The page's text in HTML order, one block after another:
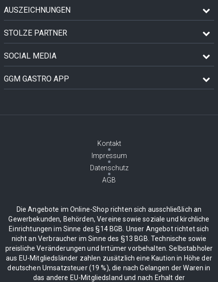
AUSZEICHNUNGEN
STOLZE PARTNER
SOCIAL MEDIA
GGM GASTRO APP
Kontakt
Impressum
Datenschutz
AGB
Die Angebote im Online-Shop richten sich ausschließlich an
Gewerbekunden, Behörden, Vereine sowie soziale und kirchliche
Einrichtungen im Sinne des §14 BGB. Unser Angebot richtet sich
nicht an Verbraucher im Sinne des §13 BGB. Technische sowie
preisliche Veränderungen und Irrtümer vorbehalten. Selbstabholer
aus EU-Mitgliedsländer zahlen zusätzlich eine Kaution in Höhe der
deutschen Umsatzsteuer (19 %), die nach Gelangen der Waren in
das andere EU-Mitgliedsland und nach Erhalt der